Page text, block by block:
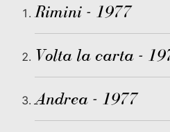
Rimini - 1977
Volta la carta -
Andrea - 1977